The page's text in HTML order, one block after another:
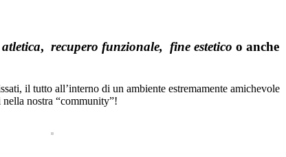
, recupero funzionale, fine estetico o anche
il tutto all’interno di un ambiente estremamente amichevole
nostra “community”!